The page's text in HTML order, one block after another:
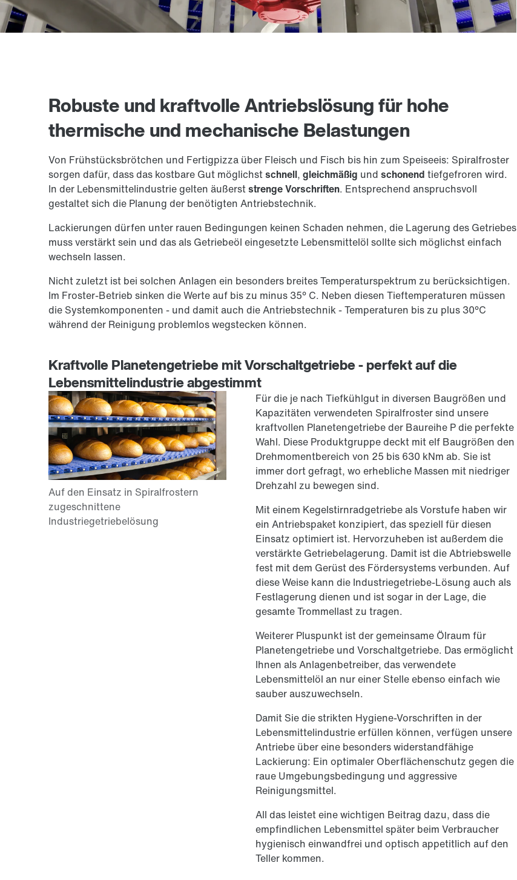
Robuste und kraftvolle Antriebslösung für hohe
thermische und mechanische Belastungen
Von Frühstücksbrötchen und Fertigpizza über Fleisch und Fisch bis hin zum Speiseeis: Spiralfroster
sorgen dafür, dass das kostbare Gut möglichstschnell, gleichmäßig und schonend tiefgefroren wird.
In der Lebensmittelindustrie gelten äußerststrenge Vorschriften. Entsprechend anspruchsvoll
gestaltet sich die Planung der benötigten Antriebstechnik.
Lackierungen dürfen unter rauen Bedingungen keinen Schaden nehmen, die Lagerung des Getriebes
muss verstärkt sein und das als Getriebeöl eingesetzte Lebens­mittel­öl sollte sich möglichst einfach
wechseln lassen.
Nicht zuletzt ist bei solchen Anlagen ein besonders breites Temperaturspektrum zu berücksichtigen.
Im Froster-Betrieb sinken die Werte auf bis zu minus 35° C. Neben diesen Tieftemperaturen müssen
die Systemkomponenten - und damit auch die Antriebstechnik - Temperaturen bis zu plus 30°C
während der Reinigung problemlos wegstecken können.
Kraftvolle Planetengetriebe mit Vorschaltgetriebe - perfekt auf die
Lebensmittelindustrie abgestimmt
Für die je nach Tiefkühlgut in diversen Baugrößen und
Kapazitäten verwendeten Spiralfroster sind unsere
kraftvollen Planetengetriebe der Baureihe P die perfekte
Wahl. Diese Produktgruppe deckt mit elf Baugrößen den
Drehmomentbereich von 25 bis 630 kNm ab. Sie ist
immer dort gefragt, wo erhebliche Massen mit niedriger
Drehzahl zu bewegen sind.
Mit einem Kegel­stirn­rad­getriebe als Vorstufe haben wir
ein Antriebspaket konzipiert, das speziell für diesen
Einsatz optimiert ist. Hervorzuheben ist außerdem die
verstärkte Getriebelagerung. Damit ist die Abtriebswelle
fest mit dem Gerüst des Fördersystems verbunden. Auf
diese Weise kann die Industriegetriebe-Lösung auch als
Festlagerung dienen und ist sogar in der Lage, die
gesamte Trommellast zu tragen.
Weiterer Pluspunkt ist der gemeinsame Ölraum für
Planetengetriebe und Vorschaltgetriebe. Das ermöglicht
Ihnen als Anlagen­be­treiber, das verwendete
Lebensmittelöl an nur einer Stelle ebenso einfach wie
sauber auszuwechseln.
Damit Sie die strikten Hygiene-Vorschriften in der
Lebensmittelindustrie erfüllen können, verfügen unsere
Antriebe über eine besonders widerstandfähige
Lackierung: Ein optimaler Oberflächenschutz gegen die
raue Umgebungsbedingung und aggressive
Reinigungsmittel.
All das leistet eine wichtigen Beitrag dazu, dass die
empfindlichen Lebensmittel später beim Verbraucher
hygienisch einwandfrei und optisch appetitlich auf den
Teller kommen.